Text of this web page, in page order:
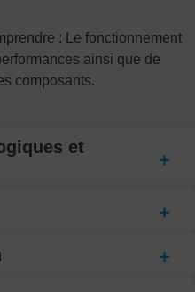
: Le fonctionnement
ainsi que de
composants.
et